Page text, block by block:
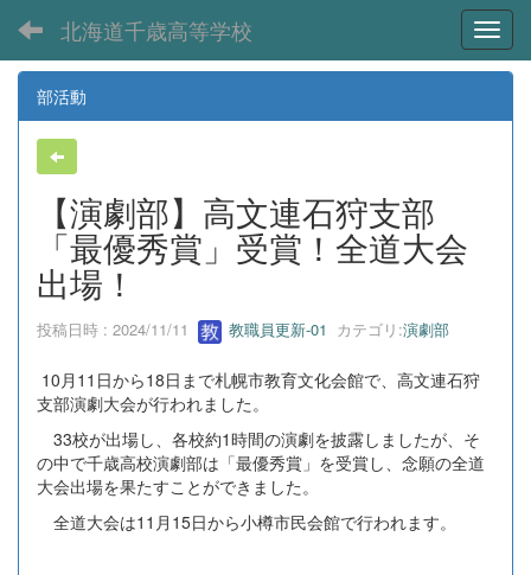
北海道千歳高等学校
部活動
【演劇部】高文連石狩支部
「最優秀賞」受賞！全道大会
出場！
投稿日時 : 2024/11/11 教職員更新-01 カテゴリ:演劇部
10月11日から18日まで札幌市教育文化会館で、高文連石狩
支部演劇大会が行われました。
33校が出場し、各校約1時間の演劇を披露しましたが、そ
の中で千歳高校演劇部は「最優秀賞」を受賞し、念願の全道
大会出場を果たすことができました。
全道大会は11月15日から小樽市民会館で行われます。